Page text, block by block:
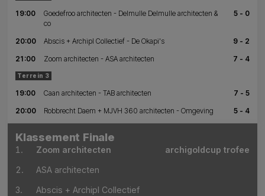
19:00
Goedefroo architecten - Delmulle Delmulle architecten &
co
5 - 0
20:00 Abscis + Archipl Collectief - De Okapi's
9 - 2
21:00
Zoom architecten - ASA architecten 7 - 4
Terrein 3
19:00 Caan architecten - TAB architecten
7 - 5
20:00
Robbrecht Daem + MJVH 360 architecten - Omgeving 5 - 4
Klassement Finale
1. Zoom architecten
archigoldcup trofee
2.
ASA architecten
3.
Abscis + Archipl Collectief